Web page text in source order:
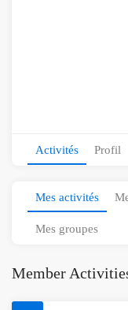
Activités Profil
Mes activités
Mes groupes
Member